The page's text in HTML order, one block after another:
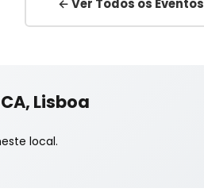
Lisboa
local.